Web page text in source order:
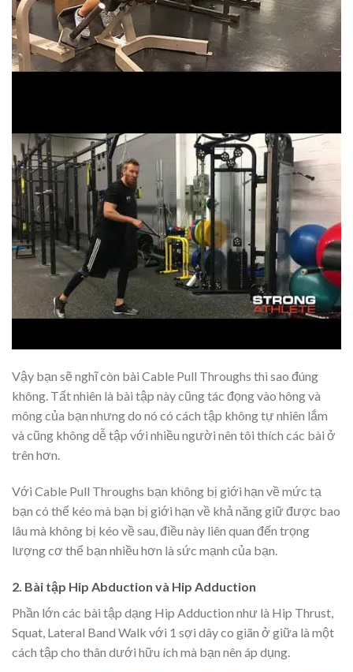
Vậy bạn sẽ nghĩ còn bài Cable Pull Throughs thì sao đúng
không. Tất nhiên là bài tập này cũng tác đọng vào hông và
mông của bạn nhưng do nó có cách tập không tự nhiên lắm
và cũng không dễ tập với nhiều người nên tôi thích các bài ở
trên hơn.
Với Cable Pull Throughs bạn không bị giới hạn về mức tạ
bạn có thể kéo mà bạn bị giới hạn về khả năng giữ được bao
lâu mà không bị kéo về sau, điều này liên quan đến trọng
lượng cơ thể bạn nhiều hơn là sức mạnh của bạn.
2. Bài tập Hip Abduction và Hip Adduction
Phần lớn các bài tập dạng Hip Adduction như là Hip Thrust,
Squat, Lateral Band Walk với 1 sợi dây co giãn ở giữa là một
cách tập cho thân dưới hữu ích mà bạn nên áp dụng.